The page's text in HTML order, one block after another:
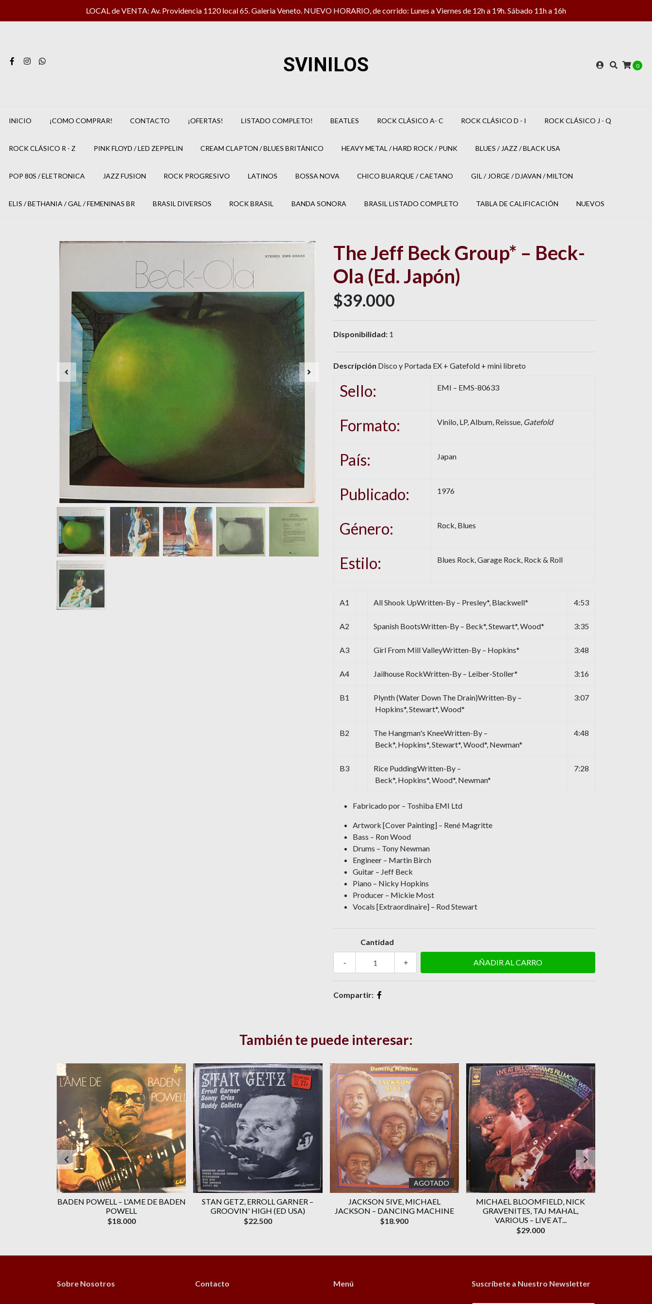
LOCAL de VENTA: Av. Providencia 1120 local 65. Galeria Veneto. NUEVO HORARIO, de corrido: Lunes a Viernes de 12h a 19h. Sábado 11h a 16h
SVINILOS 0
INICIO ¡COMO COMPRAR! CONTACTO ¡OFERTAS! LISTADO COMPLETO! BEATLES ROCK CLÁSICO A- C ROCK CLÁSICO D - I ROCK CLÁSICO J - Q
ROCK CLÁSICO R - Z PINK FLOYD / LED ZEPPELIN CREAM CLAPTON / BLUES BRITÁNICO HEAVY METAL / HARD ROCK / PUNK BLUES / JAZZ / BLACK USA
POP 80S / ELETRONICA JAZZ FUSION ROCK PROGRESIVO LATINOS BOSSA NOVA CHICO BUARQUE / CAETANO GIL / JORGE / DJAVAN / MILTON
ELIS / BETHANIA / GAL / FEMENINAS BR BRASIL DIVERSOS ROCK BRASIL BANDA SONORA BRASIL LISTADO COMPLETO TABLA DE CALIFICACIÓN NUEVOS
The Jeff Beck Group* – Beck-
Ola (Ed. Japón)
$39.000
Disponibilidad: 1
Descripción Disco y Portada EX + Gatefold + mini libreto
Sello: EMI – EMS-80633
Formato: Vinilo, LP, Album, Reissue, Gatefold
País: Japan
Publicado: 1976
Género: Rock, Blues
Estilo: Blues Rock, Garage Rock, Rock & Roll
A1 All Shook UpWritten-By – Presley*, Blackwell* 4:53
A2 Spanish BootsWritten-By – Beck*, Stewart*, Wood* 3:35
A3 Girl From Mill ValleyWritten-By – Hopkins* 3:48
A4 Jailhouse RockWritten-By – Leiber-Stoller* 3:16
B1
Plynth (Water Down The Drain)Written-By –
Hopkins*, Stewart*, Wood*
3:07
B2
The Hangman's KneeWritten-By –
Beck*, Hopkins*, Stewart*, Wood*, Newman*
4:48
B3
Rice PuddingWritten-By –
Beck*, Hopkins*, Wood*, Newman*
7:28
Fabricado por – Toshiba EMI Ltd
Artwork [Cover Painting] – René Magritte
Bass – Ron Wood
Drums – Tony Newman
Engineer – Martin Birch
Guitar – Jeff Beck
Piano – Nicky Hopkins
Producer – Mickie Most
Vocals [Extraordinaire] – Rod Stewart
Cantidad
+
-
Compartir:
También te puede interesar:
BADEN POWELL ‎– L'AME DE BADEN
POWELL
$18.000
STAN GETZ, ERROLL GARNER –
GROOVIN' HIGH (ED USA)
$22.500
AGOTADO
JACKSON 5IVE, ‎MICHAEL
JACKSON – DANCING MACHINE
$18.900
MICHAEL BLOOMFIELD, NICK
GRAVENITES, TAJ MAHAL,
VARIOUS ‎– LIVE AT...
$29.000
Sobre Nosotros Contacto Menú Suscríbete a Nuestro Newsletter